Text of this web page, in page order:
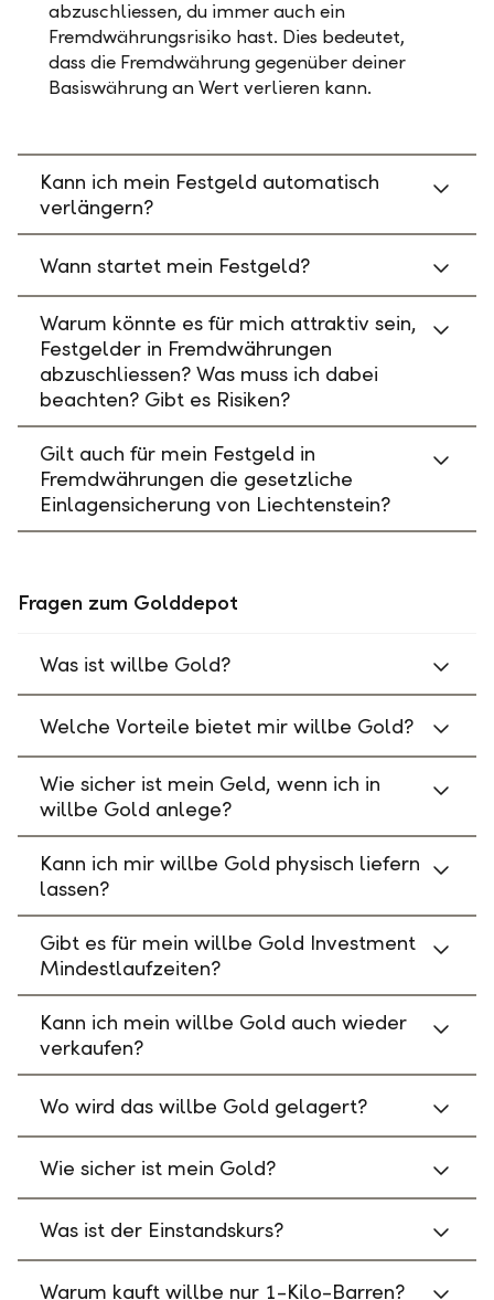
abzuschliessen, du immer auch ein
Fremdwährungsrisiko hast. Dies bedeutet,
dass die Fremdwährung gegenüber deiner
Basiswährung an Wert verlieren kann.
Kann ich mein Festgeld automatisch
verlängern?
Wann startet mein Festgeld?
Warum könnte es für mich attraktiv sein,
Festgelder in Fremdwährungen
abzuschliessen? Was muss ich dabei
beachten? Gibt es Risiken?
Gilt auch für mein Festgeld in
Fremdwährungen die gesetzliche
Einlagensicherung von Liechtenstein?
Fragen zum Golddepot
Was ist willbe Gold?
Welche Vorteile bietet mir willbe Gold?
Wie sicher ist mein Geld, wenn ich in
willbe Gold anlege?
Kann ich mir willbe Gold physisch liefern
lassen?
Gibt es für mein willbe Gold Investment
Mindestlaufzeiten?
Kann ich mein willbe Gold auch wieder
verkaufen?
Wo wird das willbe Gold gelagert?
Wie sicher ist mein Gold?
Was ist der Einstandskurs?
Warum kauft willbe nur 1-Kilo-Barren?